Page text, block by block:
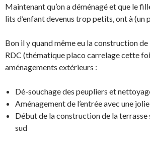
Maintenant qu’on a déménagé et que le
lits d’enfant devenus trop petits, ont à (un
Bon il y quand même eu la construction de
RDC (thématique placo carrelage cette
aménagements extérieurs :
Dé-souchage des peupliers et
Aménagement de l’entrée avec une
Début de la construction de la terrasse
sud